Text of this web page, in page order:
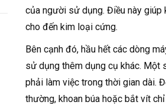
của người sử dụng. Điều này giúp
cho đến kim loại cứng.
Bên cạnh đó, hầu hết các dòng
sử dụng thêm dụng cụ khác. Một
phải làm việc trong thời gian dài.
thường, khoan búa hoặc bắt vít